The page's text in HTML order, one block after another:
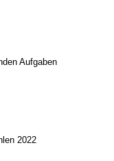
Aufgaben
2022